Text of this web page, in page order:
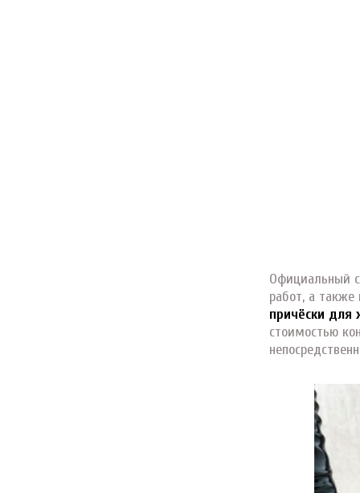
Официальный
работ, а
причёски для
стоимостью